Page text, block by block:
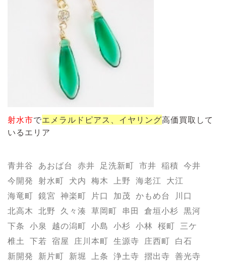
射水市でエメラルド ピアス、イヤリング高価買取して
いるエリア
青井谷 あおば台 赤井 足洗新町 市井 稲積
今井
今開発
射水町 犬内 梅木 上野 海老江
大江
海竜町
鏡宮 神楽町 片口 加茂 かもめ台
川口
北高木
北野 久々湊 草岡町 串田 倉垣小杉
黒河
下条
小泉 越の潟町 小島 小杉 小林 桜町
三ケ
椎土
下若 宿屋 庄川本町 生源寺 庄西町
白石
新開発
新片町 新堀 上条 浄土寺 摺出寺
善光寺